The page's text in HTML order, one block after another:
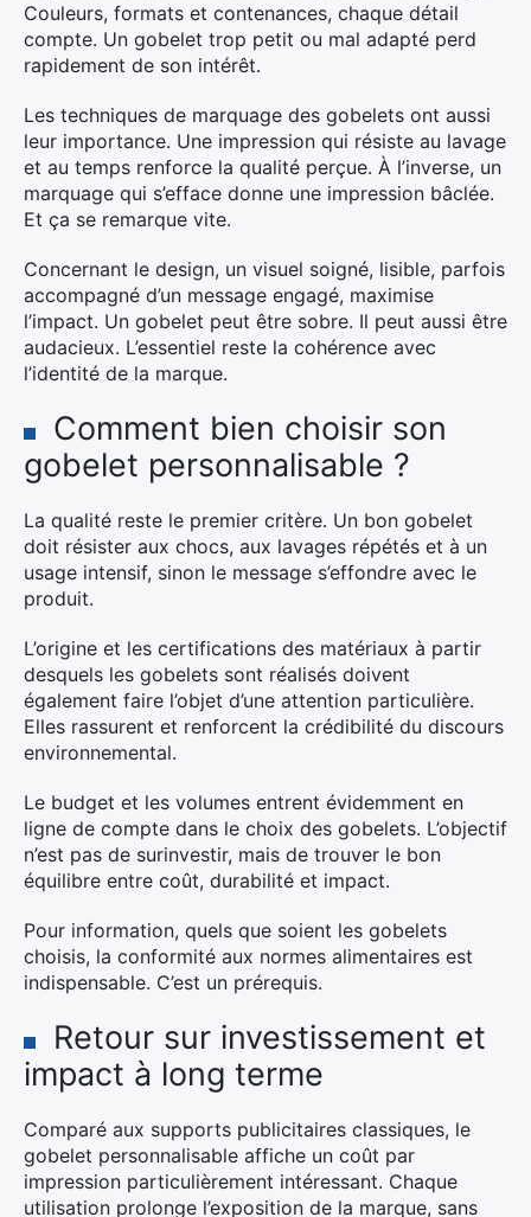
Couleurs, formats et contenances, chaque détail
compte. Un gobelet trop petit ou mal adapté perd
rapidement de son intérêt.
Les techniques de marquage des gobelets ont aussi
leur importance. Une impression qui résiste au lavage
et au temps renforce la qualité perçue. À l’inverse, un
marquage qui s’efface donne une impression bâclée.
Et ça se remarque vite.
Concernant le design, un visuel soigné, lisible, parfois
accompagné d’un message engagé, maximise
l’impact. Un gobelet peut être sobre. Il peut aussi être
audacieux. L’essentiel reste la cohérence avec
l’identité de la marque.
Comment bien choisir son
gobelet personnalisable ?
La qualité reste le premier critère. Un bon gobelet
doit résister aux chocs, aux lavages répétés et à un
usage intensif, sinon le message s’effondre avec le
produit.
L’origine et les certifications des matériaux à partir
desquels les gobelets sont réalisés doivent
également faire l’objet d’une attention particulière.
Elles rassurent et renforcent la crédibilité du discours
environnemental.
Le budget et les volumes entrent évidemment en
ligne de compte dans le choix des gobelets. L’objectif
n’est pas de surinvestir, mais de trouver le bon
équilibre entre coût, durabilité et impact.
Pour information, quels que soient les gobelets
choisis, la conformité aux normes alimentaires est
indispensable. C’est un prérequis.
Retour sur investissement et
impact à long terme
Comparé aux supports publicitaires classiques, le
gobelet personnalisable affiche un coût par
impression particulièrement intéressant. Chaque
utilisation prolonge l’exposition de la marque, sans